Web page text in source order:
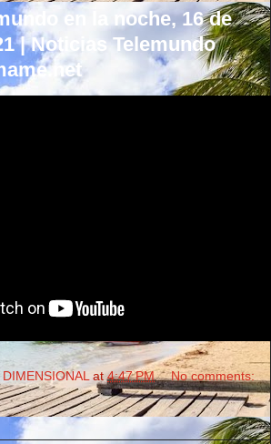
en la noche, 16 de
| Noticias Telemundo
at4:47 PM No comments: